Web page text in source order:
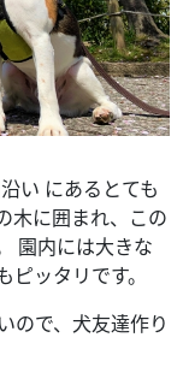
い にあるとても
木に囲まれ、この
園内には大きな
ッタリです。
ので、犬友達作り